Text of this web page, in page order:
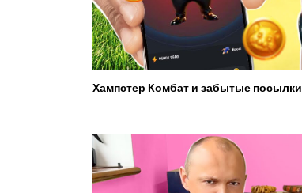
Хампстер Комбат и забытые посылки